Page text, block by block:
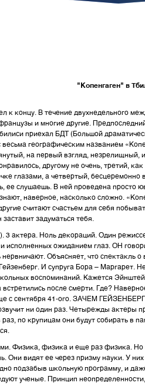
"Копенгаген" в
к концу. В течение двухнедельного
и многие другие.
приехал БДТ (Большой
весьма географическим названием
на первый взгляд,
другому не очень, третий,
глазами, а четвертый,
ее слушаешь. В ней проведена просто
наверное, насколько сложно.
считают счастьем для себя
задуматься тебя.
3 актера. Ноль декораций. Один
исполненных ожиданием глаз. ОН
нервничают. Объясняет, что
И супруга Бора – Маргарет.
воспоминаний. Кажется
после смерти. Где?
с сентября 41-ого. ЗАЧЕМ
ни один раз. Четырежды актеры
по крупицам они будут собирать в
Физика, физика и еще раз физика. Но
Они видят ее через призму науки. У
подзабыв школьную программу, и
ученые. Принцип